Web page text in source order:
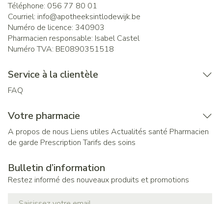
Téléphone: 056 77 80 01
Courriel: info@apotheeksintlodewijk.be
Numéro de licence: 340903
Pharmacien responsable: Isabel Castel
Numéro TVA: BE0890351518
Service à la clientèle
FAQ
Votre pharmacie
A propos de nous Liens utiles Actualités santé Pharmacien
de garde Prescription Tarifs des soins
Bulletin d’information
Restez informé des nouveaux produits et promotions